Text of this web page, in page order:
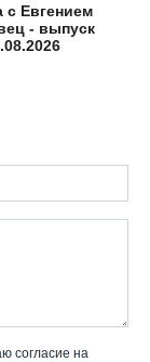
с Евгением
- выпуск
согласие на